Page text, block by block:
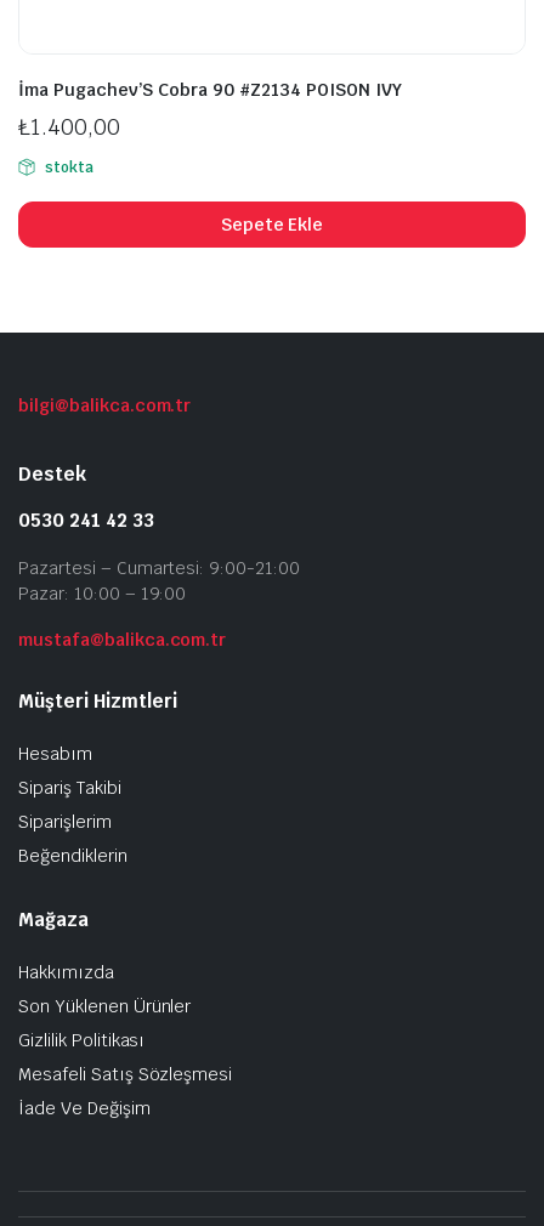
İma Pugachev’S Cobra 90 #Z2134 POISON IVY
₺1.400,00
stokta
Sepete Ekle
bilgi@balikca.com.tr
Destek
0530 241 42 33
Pazartesi – Cumartesi: 9:00-21:00
Pazar: 10:00 – 19:00
mustafa@balikca.com.tr
Müşteri Hizmtleri
Hesabım
Sipariş Takibi
Siparişlerim
Beğendiklerin
Mağaza
Hakkımızda
Son Yüklenen Ürünler
Gizlilik Politikası
Mesafeli Satış Sözleşmesi
İade Ve Değişim